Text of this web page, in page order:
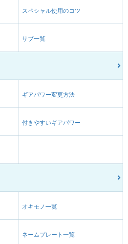
スペシャル使用のコツ
サブ一覧
ギアパワー変更方法
付きやすいギアパワー
オキモノ一覧
ネームプレート一覧